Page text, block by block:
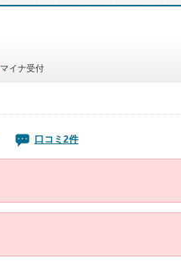
マイナ受付
口コミ2件